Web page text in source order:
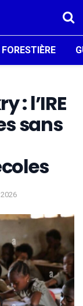
: l’IRE
sans